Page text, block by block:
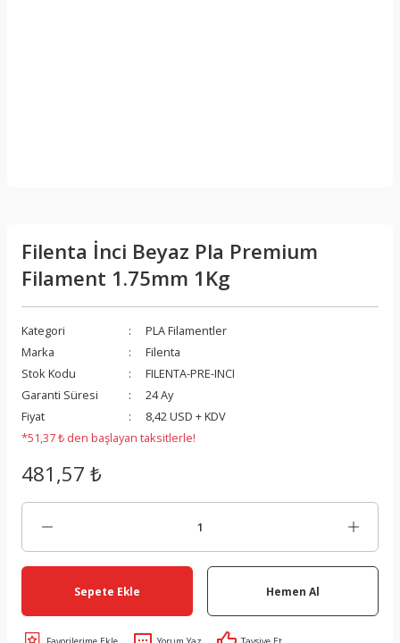
Filenta İnci Beyaz Pla Premium
Filament 1.75mm 1Kg
Kategori
PLA Filamentler
Marka
Filenta
Stok Kodu
FILENTA-PRE-INCI
Garanti Süresi
24 Ay
Fiyat
8,42 USD + KDV
*51,37 ₺ den başlayan taksitlerle!
481,57 ₺
Sepete Ekle Hemen Al